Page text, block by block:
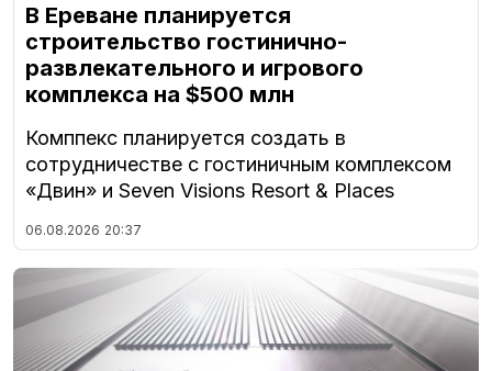
В Ереване планируется
строительство гостинично-
развлекательного и игрового
комплекса на $500 млн
Комппекс планируется создать в
сотрудничестве с гостиничным комплексом
«Двин» и Seven Visions Resort & Places
06.08.2026 20:37